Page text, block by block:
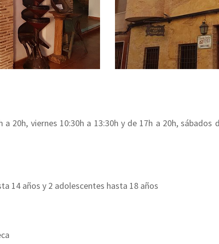
a 20h, viernes 10:30h a 13:30h y de 17h a 20h,
14 años y 2 adolescentes hasta 18 años